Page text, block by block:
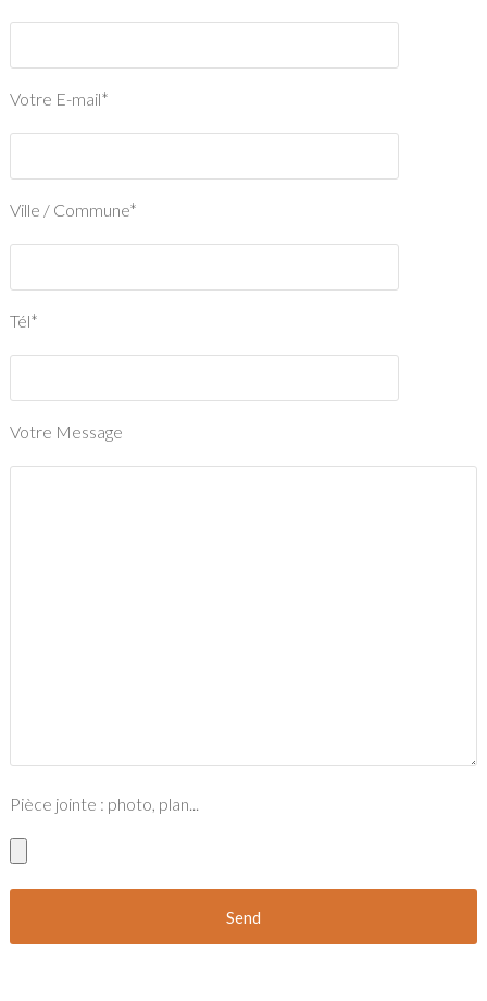
Votre E-mail*
Ville / Commune*
Tél*
Votre Message
Pièce jointe : photo, plan...